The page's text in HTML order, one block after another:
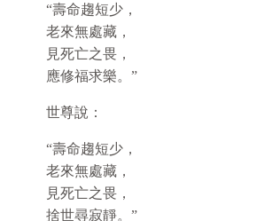
“壽命趨短少，
老來無處藏，
見死亡之畏，
應修福求樂。”
世尊說：
“壽命趨短少，
老來無處藏，
見死亡之畏，
捨世尋寂靜。”